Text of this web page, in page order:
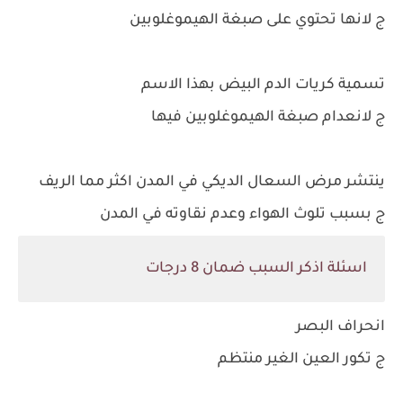
ج لانها تحتوي على صبغة الهيموغلوبين
تسمية كريات الدم البيض بهذا الاسم
ج لانعدام صبغة الهيموغلوبين فيها
ينتشر مرض السعال الديكي في المدن اكثر مما الريف
ج بسبب تلوث الهواء وعدم نقاوته في المدن
اسئلة اذكر السبب ضمان 8 درجات
انحراف البصر
ج تكور العين الغير منتظم